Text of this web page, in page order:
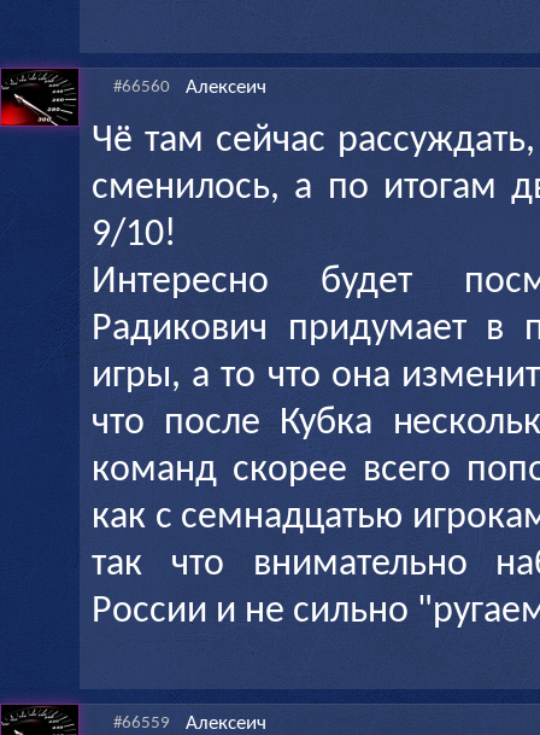
#66560 Алексеич
Чё там сейчас
сменилось, а по итогам
9/10!
Интересно будет
Радикович придумает в
игры, а то что она
что после Кубка
команд скорее всего
как с семнадцатью
так что внимательно
России и не сильно
#66559 Алексеич